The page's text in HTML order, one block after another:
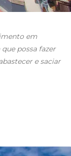
em
possa fazer
e saciar